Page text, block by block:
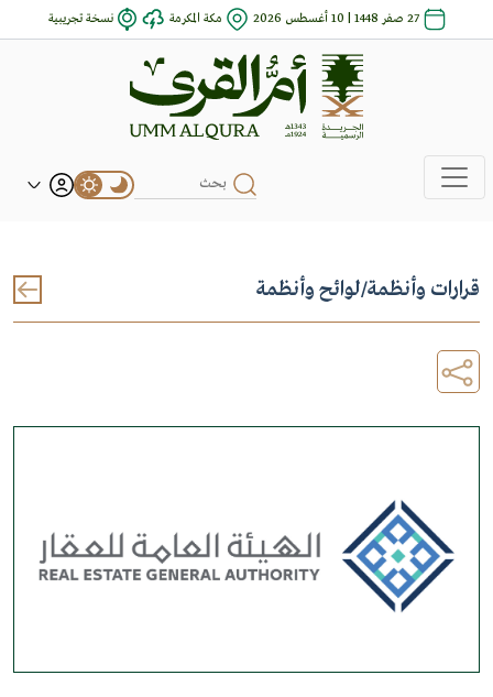
27 صفر 1448 | 10 أغسطس 2026 مكة المكرمة نسخة تجريبية
قرارات وأنظمة/لوائح وأنظمة